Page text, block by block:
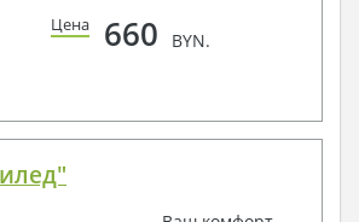
Цена 660 BYN.